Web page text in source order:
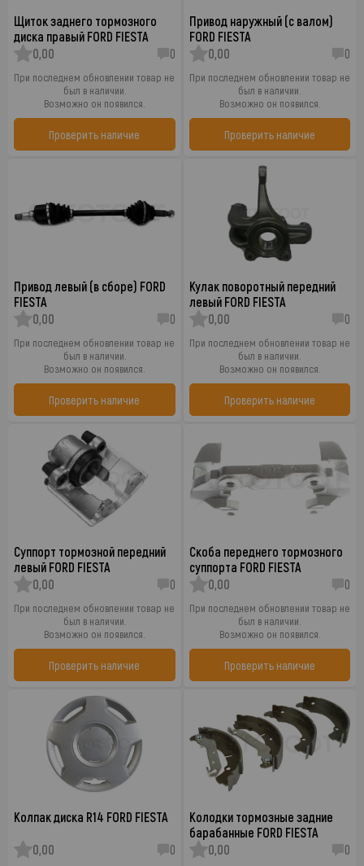
Щиток заднего тормозного
диска правый FORD FIESTA
0,00
0
При последнем обновлении товар не
был в наличии.
Возможно он появился.
Проверить наличие
Привод наружный (с валом)
FORD FIESTA
0,00
0
При последнем обновлении товар не
был в наличии.
Возможно он появился.
Проверить наличие
Привод левый (в сборе) FORD
FIESTA
0,00
0
При последнем обновлении товар не
был в наличии.
Возможно он появился.
Проверить наличие
Кулак поворотный передний
левый FORD FIESTA
0,00
0
При последнем обновлении товар не
был в наличии.
Возможно он появился.
Проверить наличие
Суппорт тормозной передний
левый FORD FIESTA
0,00
0
При последнем обновлении товар не
был в наличии.
Возможно он появился.
Проверить наличие
Скоба переднего тормозного
суппорта FORD FIESTA
0,00
0
При последнем обновлении товар не
был в наличии.
Возможно он появился.
Проверить наличие
Колпак диска R14 FORD FIESTA
0,00 0
Колодки тормозные задние
барабанные FORD FIESTA
0,00
0